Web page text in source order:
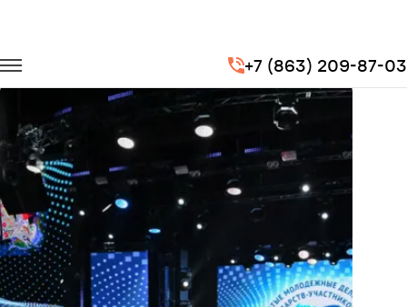
+7 (863) 209-87-03
Транспорт на мероприятия
Дельфийские игры